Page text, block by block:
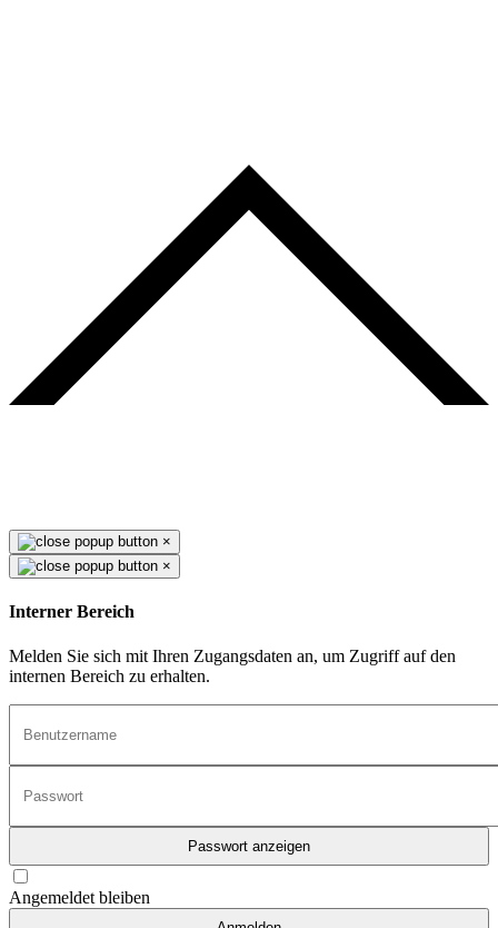
×
×
Interner Bereich
Melden Sie sich mit Ihren Zugangsdaten an, um Zugriff auf den
internen Bereich zu erhalten.
Passwort anzeigen
Angemeldet bleiben